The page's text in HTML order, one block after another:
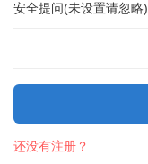
安全提问(未设置请忽略)
还没有注册？